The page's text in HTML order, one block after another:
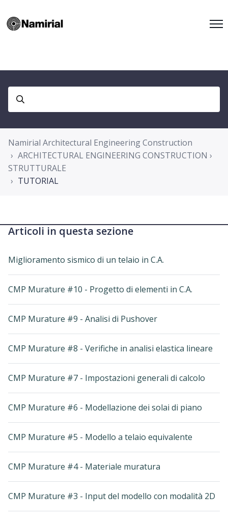
Namirial Architectural Engineering Construction
ARCHITECTURAL ENGINEERING CONSTRUCTION ›
STRUTTURALE
TUTORIAL
Articoli in questa sezione
Miglioramento sismico di un telaio in C.A.
CMP Murature #10 - Progetto di elementi in C.A.
CMP Murature #9 - Analisi di Pushover
CMP Murature #8 - Verifiche in analisi elastica lineare
CMP Murature #7 - Impostazioni generali di calcolo
CMP Murature #6 - Modellazione dei solai di piano
CMP Murature #5 - Modello a telaio equivalente
CMP Murature #4 - Materiale muratura
CMP Murature #3 - Input del modello con modalità 2D